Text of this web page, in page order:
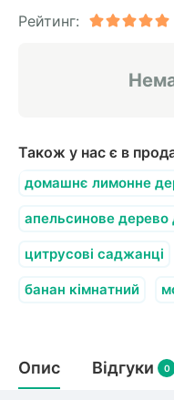
Рейтинг:
Також у нас є в
домашнє лимонне
апельсинове
цитрусові саджанці
банан кімнатний
Опис Відгуки 0